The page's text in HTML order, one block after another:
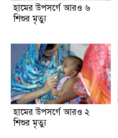
হামের উপসর্গে আরও ৬
শিশুর মৃত্যু
হামের উপসর্গে আরও ২
শিশুর মৃত্যু